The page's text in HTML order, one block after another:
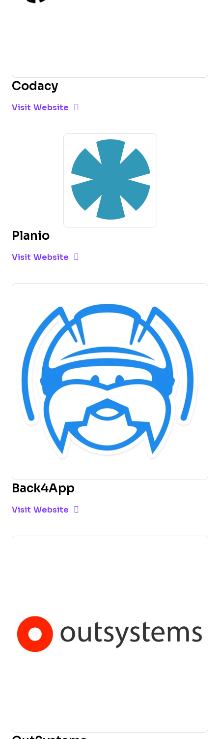
Codacy
Visit Website Opens New Window
Planio
Visit Website Opens New Window
Back4App
Visit Website Opens New Window